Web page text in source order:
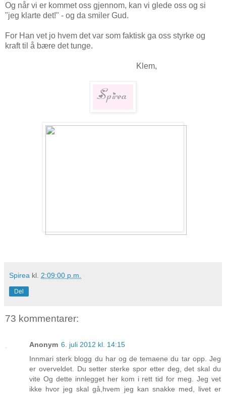
Og når vi er kommet oss gjennom, kan vi glede oss og si
"jeg klarte det!" - og da smiler Gud.
For Han vet jo hvem det var som faktisk ga oss styrke og
kraft til å bære det tunge.
Klem,
Spirea kl. 2:09:00 p.m.
Del
73 kommentarer:
Anonym 6. juli 2012 kl. 14:15
Innmari sterk blogg du har og de temaene du tar opp. Jeg
er overveldet. Du setter sterke spor etter deg, det skal du
vite Og dette innlegget her kom i rett tid for meg. Jeg vet
ikke hvor jeg skal gå,hvem jeg kan snakke med, livet er